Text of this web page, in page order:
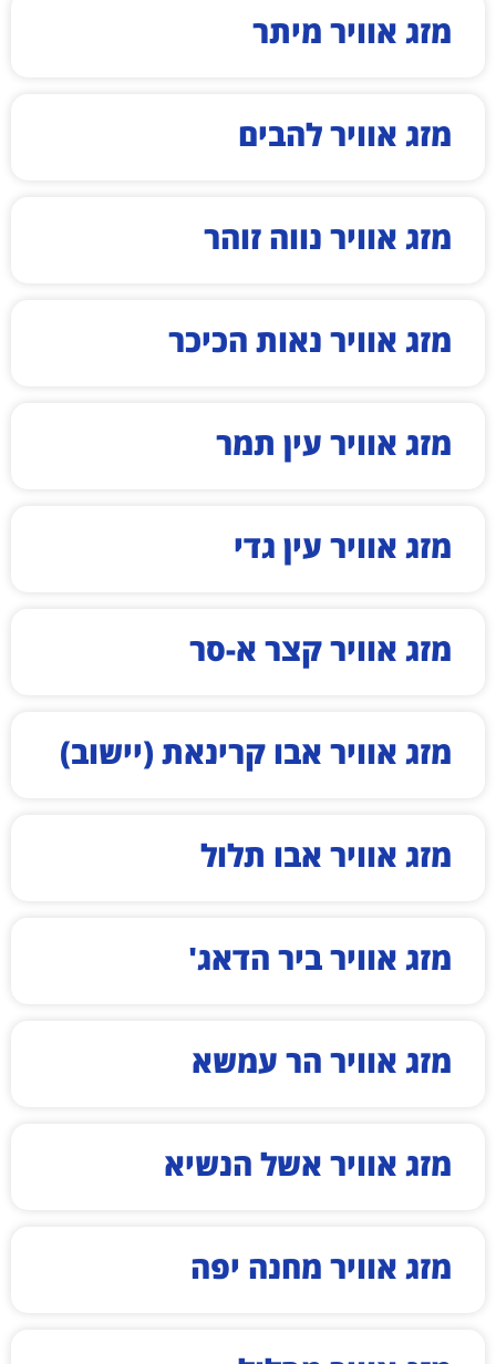
מזג אוויר מיתר
מזג אוויר להבים
מזג אוויר נווה זוהר
מזג אוויר נאות הכיכר
מזג אוויר עין תמר
מזג אוויר עין גדי
מזג אוויר קצר א-סר
מזג אוויר אבו קרינאת (יישוב)
מזג אוויר אבו תלול
מזג אוויר ביר הדאג'
מזג אוויר הר עמשא
מזג אוויר אשל הנשיא
מזג אוויר מחנה יפה